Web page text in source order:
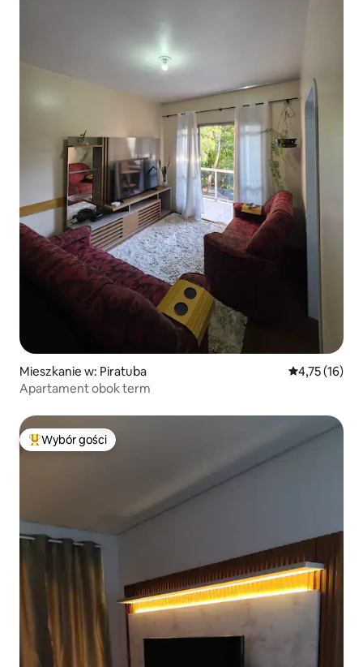
Mieszkanie w: Piratuba Średnia
4,75 (16)
Apartament obok term
Najpopularniejsze z kategorii Wybór gości
Wybór gości